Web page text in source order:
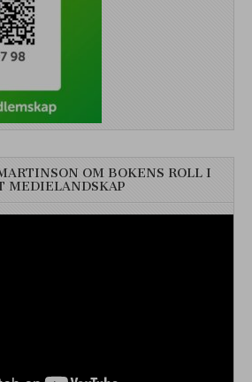
OM BOKENS ROLL I
MEDIELANDSKAP